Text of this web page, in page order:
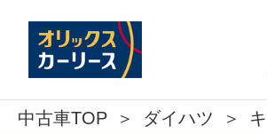
中古車TOP ダイハツ